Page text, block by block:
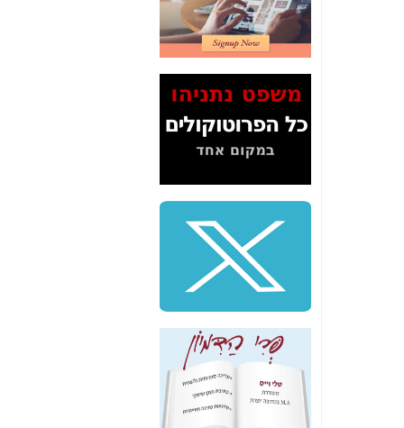
2" על תעלולי השר
משה כחלון -כאן
הסלולר" ואיך מסרסים
את הנתונים לציבור -
כאן
סיכום ביקור בסיליקון
שלמה פילבר (עד
לאחרונה מנכ"ל משרד
התקשורת) - עד
מדינה? הצחקתם
"יש אפליה בחקירה"?
חשיפה: למה השר
משה כחלון לא נחקר
עד היום? -
כאן